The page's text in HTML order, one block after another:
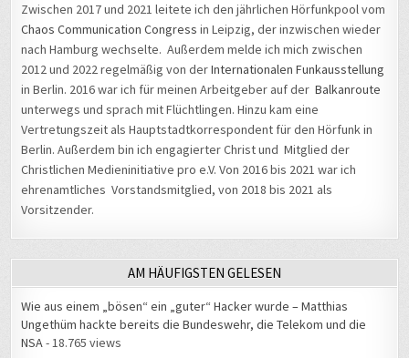
Zwischen 2017 und 2021 leitete ich den jährlichen Hörfunkpool vom
Chaos Communication Congress in Leipzig, der inzwischen wieder
nach Hamburg wechselte. Außerdem melde ich mich zwischen
2012 und 2022 regelmäßig von derInternationalen Funkausstellung
in Berlin. 2016 war ich für meinen Arbeitgeber auf derBalkanroute
unterwegs und sprach mit Flüchtlingen. Hinzu kam eine
Vertretungszeit als Hauptstadtkorrespondent für den Hörfunk in
Berlin. Außerdem bin ich engagierter Christ und Mitglied der
Christlichen Medieninitiative pro e.V. Von 2016 bis 2021 war ich
ehrenamtliches Vorstandsmitglied, von 2018 bis 2021 als
Vorsitzender.
AM HÄUFIGSTEN GELESEN
Wie aus einem „bösen“ ein „guter“ Hacker wurde – Matthias
Ungethüm hackte bereits die Bundeswehr, die Telekom und die
NSA- 18.765 views